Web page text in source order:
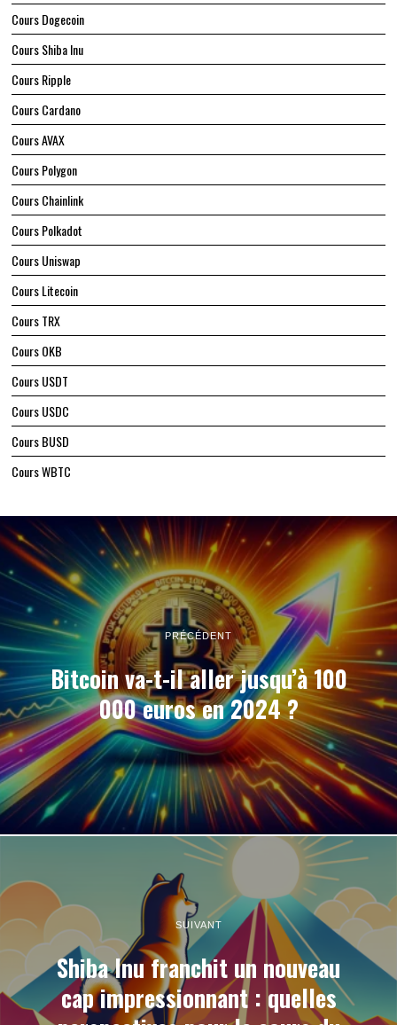
Cours Dogecoin
Cours Shiba Inu
Cours Ripple
Cours Cardano
Cours AVAX
Cours Polygon
Cours Chainlink
Cours Polkadot
Cours Uniswap
Cours Litecoin
Cours TRX
Cours OKB
Cours USDT
Cours USDC
Cours BUSD
Cours WBTC
PRÉCÉDENT
Bitcoin va-t-il aller jusqu’à 100
000 euros en 2024 ?
SUIVANT
Shiba Inu franchit un nouveau
cap impressionnant : quelles